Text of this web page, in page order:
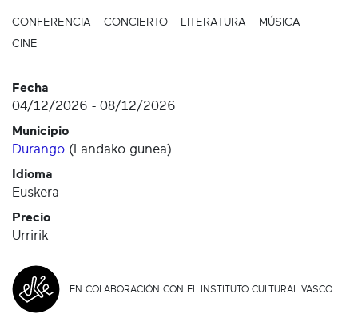
CONFERENCIA CONCIERTO LITERATURA
MÚSICA
CINE
Fecha
04/12/2026 - 08/12/2026
Municipio
Durango ( Landako gunea)
Idioma
Euskera
Precio
Urririk
EN COLABORACIÓN CON EL INSTITUTO CULTURAL VASCO